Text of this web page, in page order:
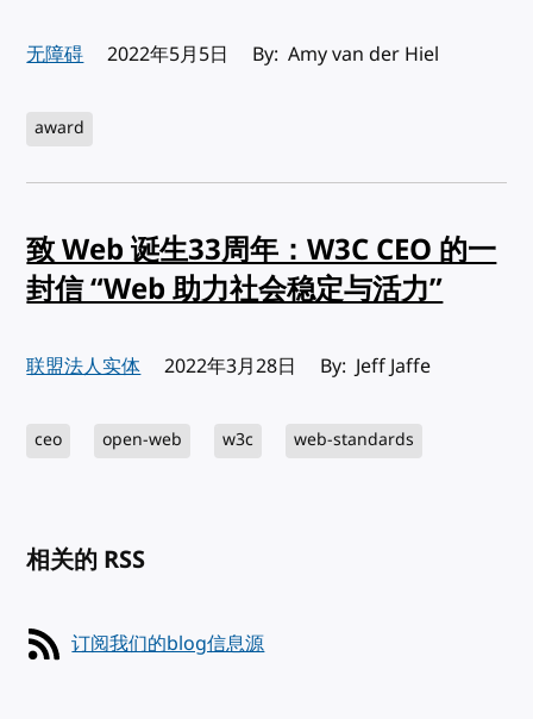
无障碍 发布:
2022年5月5日 By: Amy van der Hiel
award
致 Web 诞生33周年：W3C CEO 的一
封信 “Web 助力社会稳定与活力”
联盟法人实体 发布:
2022年3月28日 By: Jeff Jaffe
ceo open-web w3c web-standards
相关的 RSS
订阅我们的blog信息源